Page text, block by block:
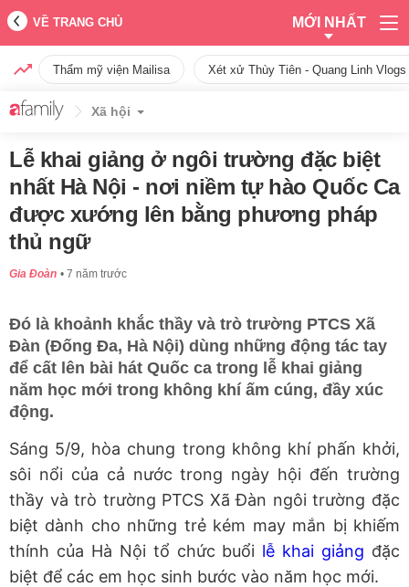
VỀ TRANG CHỦ MỚI NHẤT
Thẩm mỹ viện Mailisa Xét xử Thùy Tiên - Quang Linh
Xã hội
Lễ khai giảng ở ngôi trường đặc biệt
nhất Hà Nội - nơi niềm tự hào Quốc Ca
được xướng lên bằng phương pháp
thủ ngữ
Gia Đoàn 7 năm trước
Đó là khoảnh khắc thầy và trò trường PTCS Xã
Đàn (Đống Đa, Hà Nội) dùng những động tác tay
để cất lên bài hát Quốc ca trong lễ khai giảng
năm học mới trong không khí ấm cúng, đầy xúc
động.
Sáng 5/9, hòa chung trong không khí phấn khởi,
sôi nổi của cả nước trong ngày hội đến trường
thầy và trò trường PTCS Xã Đàn ngôi trường đặc
biệt dành cho những trẻ kém may mắn bị khiếm
thính của Hà Nội tổ chức buổi lễ khai giảng đặc
biệt để các em học sinh bước vào năm học mới.